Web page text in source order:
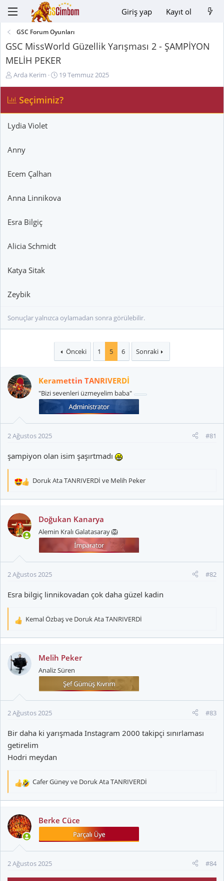
Giriş yap Kayıt ol
GSC Forum Oyunları
GSC MissWorld Güzellik Yarışması 2 - ŞAMPİYON
MELİH PEKER
K
u
y
u
ş
a
a
Arda Kerim
B
l
a
i
19 Temmuz 2025
Seçiminiz?
Lydia Violet
Anny
Ecem Çalhan
Anna Linnikova
Esra Bilgiç
Alicia Schmidt
Katya Sitak
Zeybik
Sonuçlar yalnızca oylamadan sonra görülebilir.
Önceki 1 5 6 Sonraki
Keramettin TANRIVERDİ
"Bizi sevenleri üzmeyelim baba"
2 Ağustos 2025 #81
şampiyon olan isim şaşırtmadı
T
k
i
l
Doruk Ata TANRIVERDİ ve Melih Peker
Doğukan Kanarya
Alemin Kralı Galatasaray 🦁
2 Ağustos 2025 #82
Esra bilgiç linnikovadan çok daha güzel kadin
T
k
i
l
Kemal Özbaşve Doruk Ata TANRIVERDİ
Melih Peker
Analiz Süren
2 Ağustos 2025 #83
Bir daha ki yarışmada Instagram 2000 takipçi sınırlaması
getirelim
Hodri meydan
T
k
i
l
:
Cafer Güneyve Doruk Ata TANRIVERDİ
Berke Cüce
2 Ağustos 2025 #84